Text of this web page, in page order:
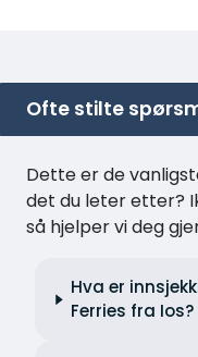
Ofte stilte
Dette er de
det du leter etter?
så hjelper vi deg
Hva er
Ferries fra Ios?